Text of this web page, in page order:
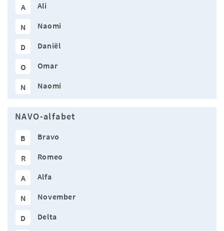
A Ali
N Naomi
D Daniël
O Omar
N Naomi
NAVO-alfabet
B Bravo
R Romeo
A Alfa
N November
D Delta